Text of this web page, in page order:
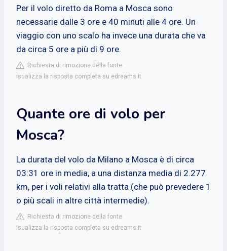
Per il volo diretto da Roma a Mosca sono
necessarie dalle 3 ore e 40 minuti alle 4 ore. Un
viaggio con uno scalo ha invece una durata che va
da circa 5 ore a più di 9 ore.
Richiesta di rimozione della fonte
isualizza la risposta completa su edreams.it
Quante ore di volo per
Mosca?
La durata del volo da Milano a Mosca è di circa
03:31 ore in media, a una distanza media di 2.277
km, per i voli relativi alla tratta (che può prevedere 1
o più scali in altre città intermedie).
Richiesta di rimozione della fonte
isualizza la risposta completa su edreams.it